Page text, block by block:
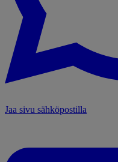
Jaa sivu sähköpostilla